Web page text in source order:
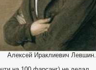
Алексей Ираклиевич Левшин.